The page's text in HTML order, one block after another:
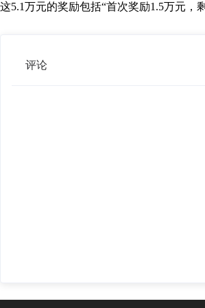
这5.1万元的奖励包括“首次奖励1.5万元，
评论